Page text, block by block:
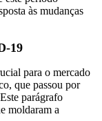
às mudanças
19
para o mercado
que passou por
parágrafo
moldaram a